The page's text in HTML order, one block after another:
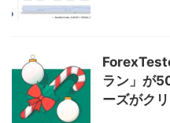
ラン」が
ーズがク